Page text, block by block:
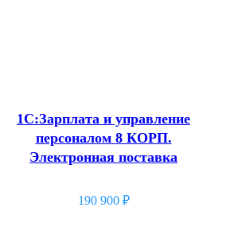
1С:Зарплата и управление
персоналом 8 КОРП.
Электронная поставка
190 900 ₽